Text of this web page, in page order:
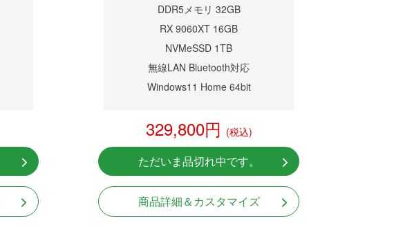
DDR5メモリ 32GB
RX 9060XT 16GB
NVMeSSD 1TB
無線LAN Bluetooth対応
Windows11 Home 64bit
329,800円 (税込)
ただいま品切れ中です。
商品詳細＆カスタマイズ